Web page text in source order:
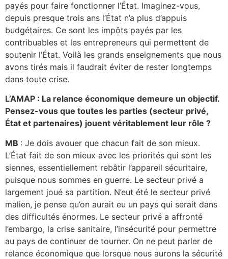
payés pour faire fonctionner l’État. Imaginez-vous,
depuis presque trois ans l’État n’a plus d’appuis
budgétaires. Ce sont les impôts payés par les
contribuables et les entrepreneurs qui permettent de
soutenir l’État. Voilà les grands enseignements que nous
avons tirés mais il faudrait éviter de rester longtemps
dans toute crise.
L’AMAP : La relance économique demeure un objectif.
Pensez-vous que toutes les parties (secteur privé,
État et partenaires) jouent véritablement leur rôle ?
MB : Je dois avouer que chacun fait de son mieux.
L’État fait de son mieux avec les priorités qui sont les
siennes, essentiellement rebâtir l’appareil sécuritaire,
puisque nous sommes en guerre. Le secteur privé a
largement joué sa partition. N’eut été le secteur privé
malien, je pense qu’on aurait eu un pays qui serait dans
des difficultés énormes. Le secteur privé a affronté
l’embargo, la crise sanitaire, l’insécurité pour permettre
au pays de continuer de tourner. On ne peut parler de
relance économique que lorsque nous aurons la sécurité